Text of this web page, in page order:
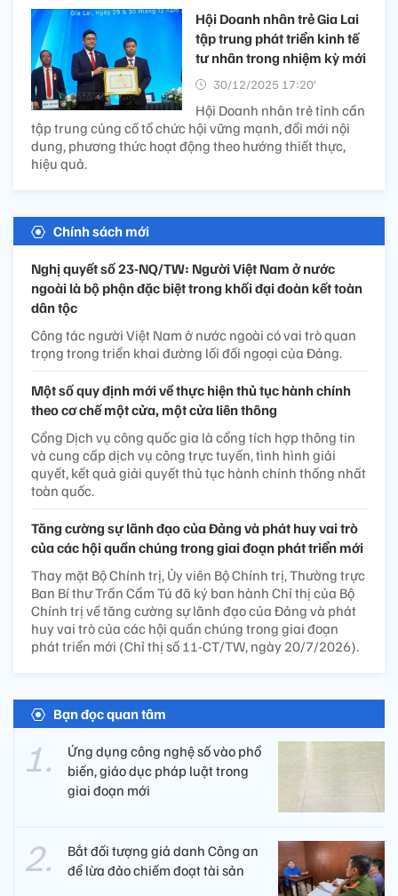
Hội Doanh nhân trẻ Gia Lai
tập trung phát triển kinh tế
tư nhân trong nhiệm kỳ mới
30/12/2025 17:20’
Hội Doanh nhân trẻ tỉnh cần
tập trung củng cố tổ chức hội vững mạnh, đổi mới nội
dung, phương thức hoạt động theo hướng thiết thực,
hiệu quả.
Chính sách mới
Nghị quyết số 23-NQ/TW: Người Việt Nam ở nước
ngoài là bộ phận đặc biệt trong khối đại đoàn kết toàn
dân tộc
Công tác người Việt Nam ở nước ngoài có vai trò quan
trọng trong triển khai đường lối đối ngoại của Đảng.
Một số quy định mới về thực hiện thủ tục hành chính
theo cơ chế một cửa, một cửa liên thông
Cổng Dịch vụ công quốc gia là cổng tích hợp thông tin
và cung cấp dịch vụ công trực tuyến, tình hình giải
quyết, kết quả giải quyết thủ tục hành chính thống nhất
toàn quốc.
Tăng cường sự lãnh đạo của Đảng và phát huy vai trò
của các hội quần chúng trong giai đoạn phát triển mới
Thay mặt Bộ Chính trị, Ủy viên Bộ Chính trị, Thường trực
Ban Bí thư Trần Cẩm Tú đã ký ban hành Chỉ thị của Bộ
Chính trị về tăng cường sự lãnh đạo của Đảng và phát
huy vai trò của các hội quần chúng trong giai đoạn
phát triển mới (Chỉ thị số 11-CT/TW, ngày 20/7/2026).
Bạn đọc quan tâm
Ứng dụng công nghệ số vào phổ
biến, giáo dục pháp luật trong
giai đoạn mới
Bắt đối tượng giả danh Công an
để lừa đảo chiếm đoạt tài sản